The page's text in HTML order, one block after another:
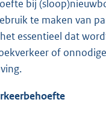
bij
te maken van
essentieel dat
of